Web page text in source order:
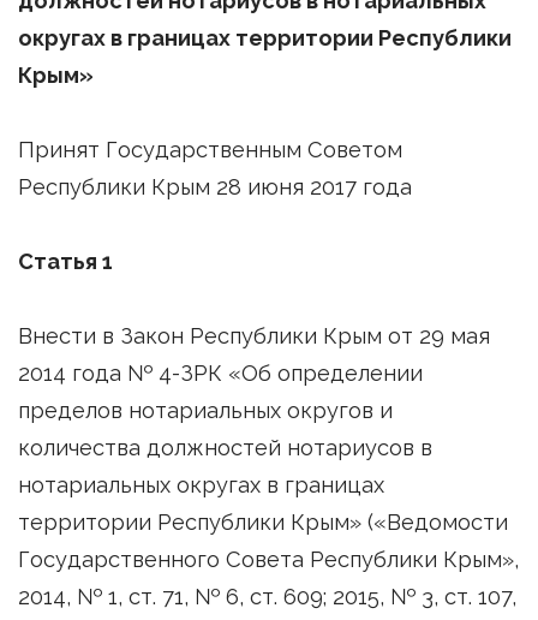
округах в границах территории Республики
Крым»
Принят Государственным Советом
Республики Крым 28 июня 2017 года
Статья 1
Внести в Закон Республики Крым от 29 мая
2014 года № 4-ЗРК «Об определении
пределов нотариальных округов и
количества должностей нотариусов в
нотариальных округах в границах
территории Республики Крым» («Ведомости
Государственного Совета Республики Крым»,
2014, № 1, ст. 71, № 6, ст. 609; 2015, № 3, ст. 107,